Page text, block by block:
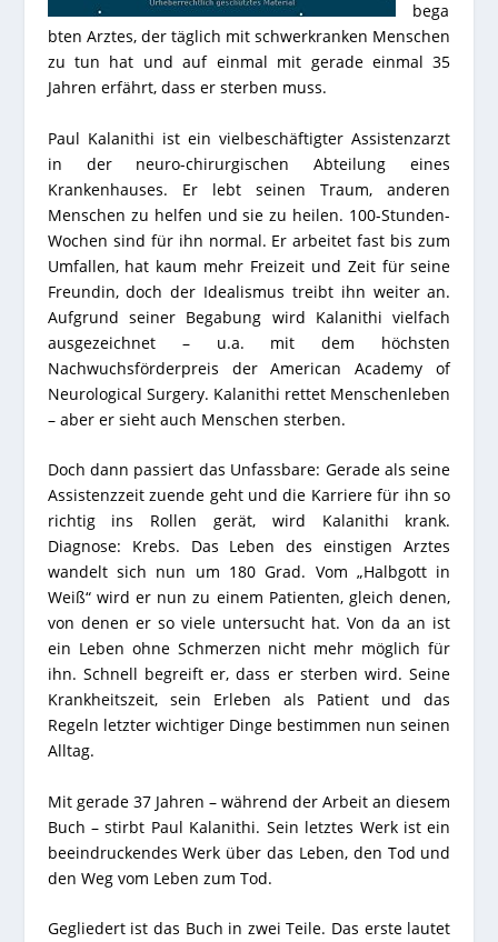
bega
bten Arztes, der täglich mit schwerkranken Menschen
zu tun hat und auf einmal mit gerade einmal 35
Jahren erfährt, dass er sterben muss.
Paul Kalanithi ist ein vielbeschäftigter Assistenzarzt
in der neuro-chirurgischen Abteilung eines
Krankenhauses. Er lebt seinen Traum, anderen
Menschen zu helfen und sie zu heilen. 100-Stunden-
Wochen sind für ihn normal. Er arbeitet fast bis zum
Umfallen, hat kaum mehr Freizeit und Zeit für seine
Freundin, doch der Idealismus treibt ihn weiter an.
Aufgrund seiner Begabung wird Kalanithi vielfach
ausgezeichnet – u.a. mit dem höchsten
Nachwuchsförderpreis der American Academy of
Neurological Surgery. Kalanithi rettet Menschenleben
– aber er sieht auch Menschen sterben.
Doch dann passiert das Unfassbare: Gerade als seine
Assistenzzeit zuende geht und die Karriere für ihn so
richtig ins Rollen gerät, wird Kalanithi krank.
Diagnose: Krebs. Das Leben des einstigen Arztes
wandelt sich nun um 180 Grad. Vom „Halbgott in
Weiß“ wird er nun zu einem Patienten, gleich denen,
von denen er so viele untersucht hat. Von da an ist
ein Leben ohne Schmerzen nicht mehr möglich für
ihn. Schnell begreift er, dass er sterben wird. Seine
Krankheitszeit, sein Erleben als Patient und das
Regeln letzter wichtiger Dinge bestimmen nun seinen
Alltag.
Mit gerade 37 Jahren – während der Arbeit an diesem
Buch – stirbt Paul Kalanithi. Sein letztes Werk ist ein
beeindruckendes Werk über das Leben, den Tod und
den Weg vom Leben zum Tod.
Gegliedert ist das Buch in zwei Teile. Das erste lautet